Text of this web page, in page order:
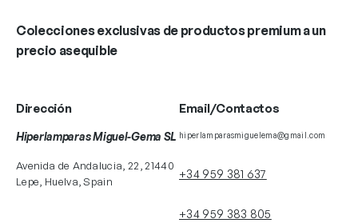
Colecciones exclusivas de productos premium a un
precio asequible
Dirección
Hiperlamparas Miguel-Gema SL
Avenida de Andalucia, 22, 21440
Lepe, Huelva, Spain
Email/Contactos
hiperlamparasmiguelema@gmail.com
+34 959 381 637
+34 959 383 805